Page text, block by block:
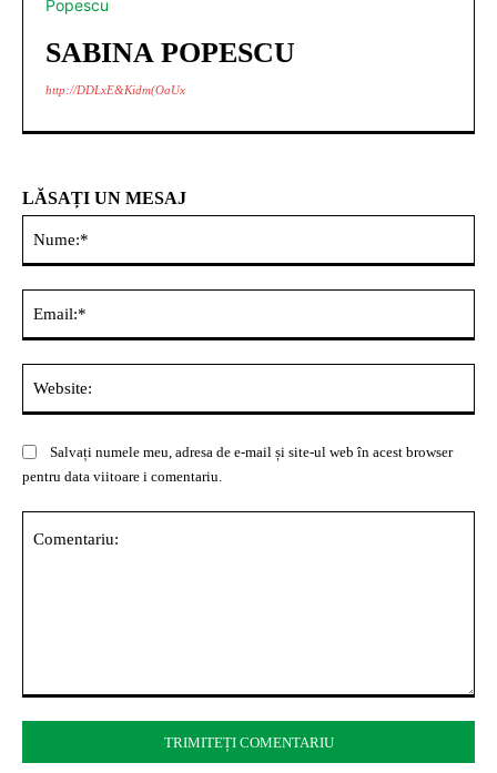
SABINA POPESCU
http://DDLxE&Kidm(OaUx
LĂSAȚI UN MESAJ
Salvați numele meu, adresa de e-mail și site-ul web în acest browser
pentru data viitoare i comentariu.